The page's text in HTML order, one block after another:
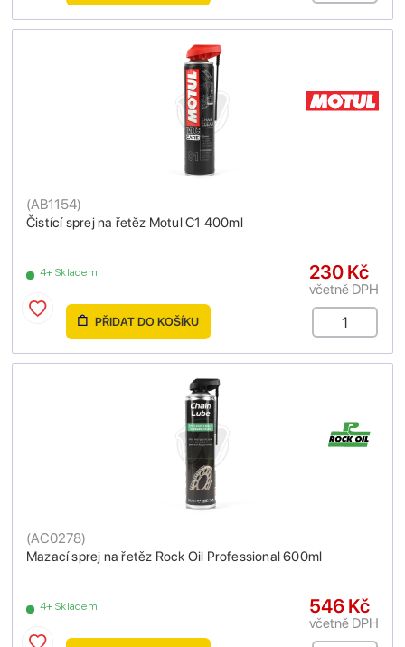
Čistící sprej na řetěz Motul C1 400ml
(AB1154)
4+ Skladem 230 Kč
včetně DPH
PŘIDAT DO KOŠÍKU
Mazací sprej na řetěz Rock Oil Professional 600ml
(AC0278)
4+ Skladem 546 Kč
včetně DPH